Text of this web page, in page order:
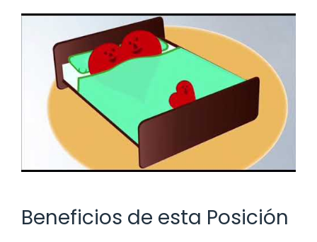
Beneficios de esta Posición